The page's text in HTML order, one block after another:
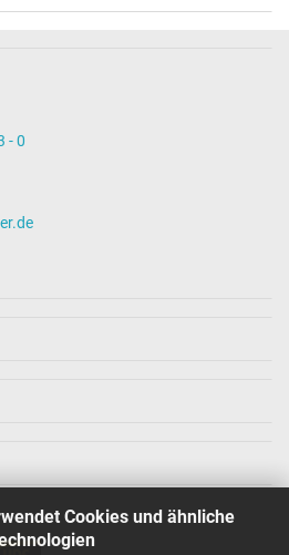
Cookies und ähnliche
- 0